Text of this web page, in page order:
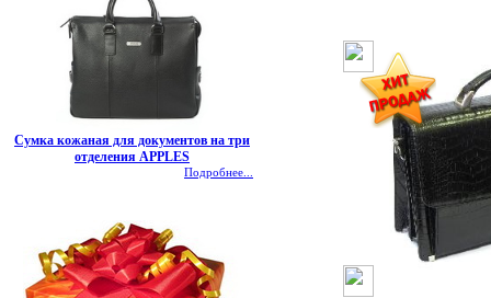
Сумка кожаная для документов на три
отделения APPLES
Подробнее...